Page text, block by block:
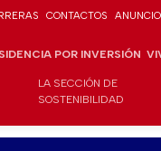
CONTACTOS ANUNCIO
POR INVERSIÓN
LA SECCIÓN DE
SOSTENIBILIDAD